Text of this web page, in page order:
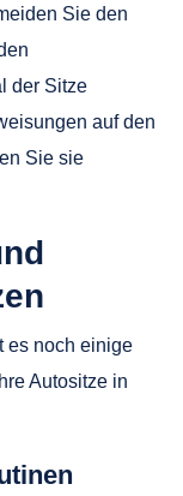
Sie den
der Sitze
auf den
Sie sie
es noch einige
Autositze in